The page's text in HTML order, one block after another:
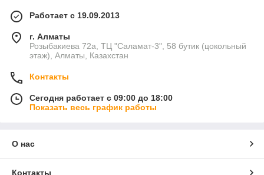
Работает с 19.09.2013
г. Алматы
Розыбакиева 72а, ТЦ "Саламат-3", 58 бутик (цокольный
этаж), Алматы, Казахстан
Контакты
Сегодня работает с 09:00 до 18:00
Показать весь график работы
О нас
Контакты